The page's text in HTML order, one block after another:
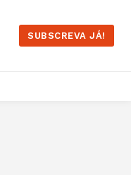
SUBSCREVA JÁ!